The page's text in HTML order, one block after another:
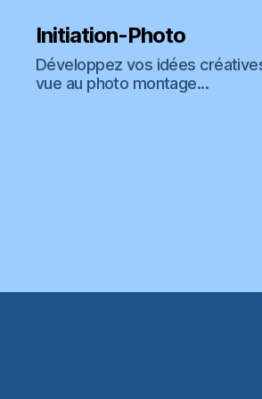
Initiation-Photo
Développez vos idées
vue au photo montage...